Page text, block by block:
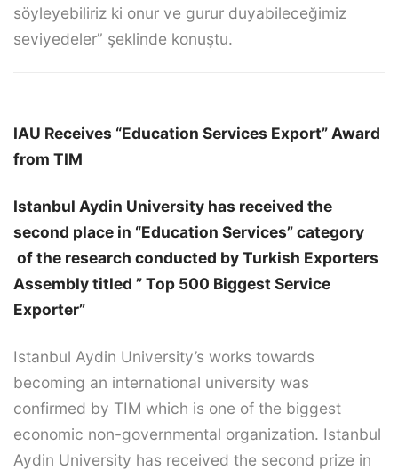
söyleyebiliriz ki onur ve gurur duyabileceğimiz
seviyedeler” şeklinde konuştu.
IAU Receives “Education Services Export” Award
from TIM
Istanbul Aydin University has received the
second place in “Education Services” category
of the research conducted by Turkish Exporters
Assembly titled ” Top 500 Biggest Service
Exporter”
Istanbul Aydin University’s works towards
becoming an international university was
confirmed by TIM which is one of the biggest
economic non-governmental organization. Istanbul
Aydin University has received the second prize in